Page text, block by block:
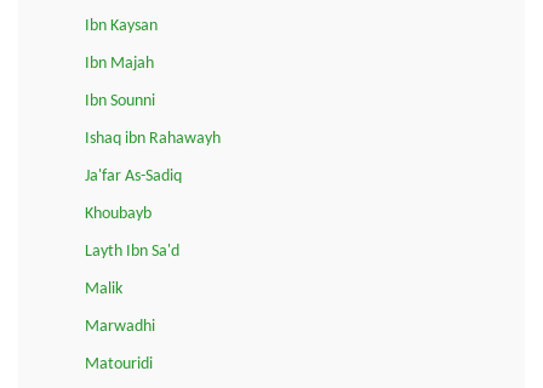
Ibn Kaysan
Ibn Majah
Ibn Sounni
Ishaq ibn Rahawayh
Ja'far As-Sadiq
Khoubayb
Layth Ibn Sa'd
Malik
Marwadhi
Matouridi